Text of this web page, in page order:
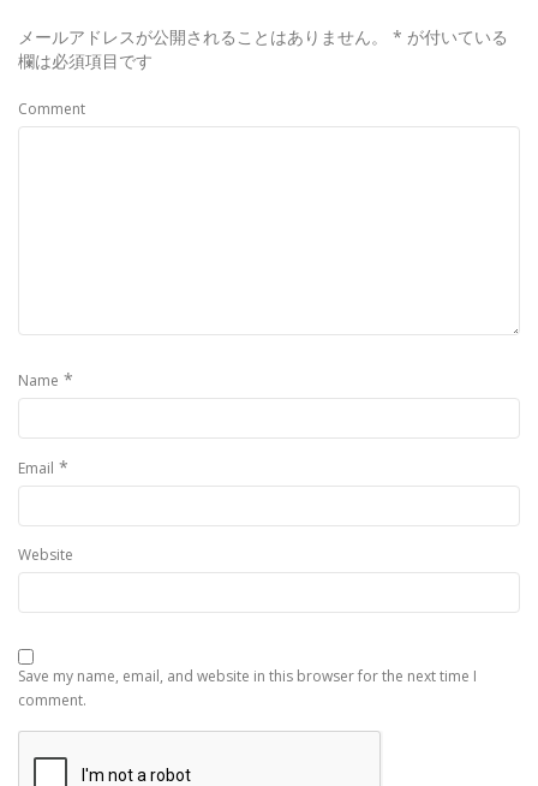
メールアドレスが公開されることはありません。 * が付いている
欄は必須項目です
Comment
Name *
Email *
Website
Save my name, email, and website in this browser for the next time I
comment.